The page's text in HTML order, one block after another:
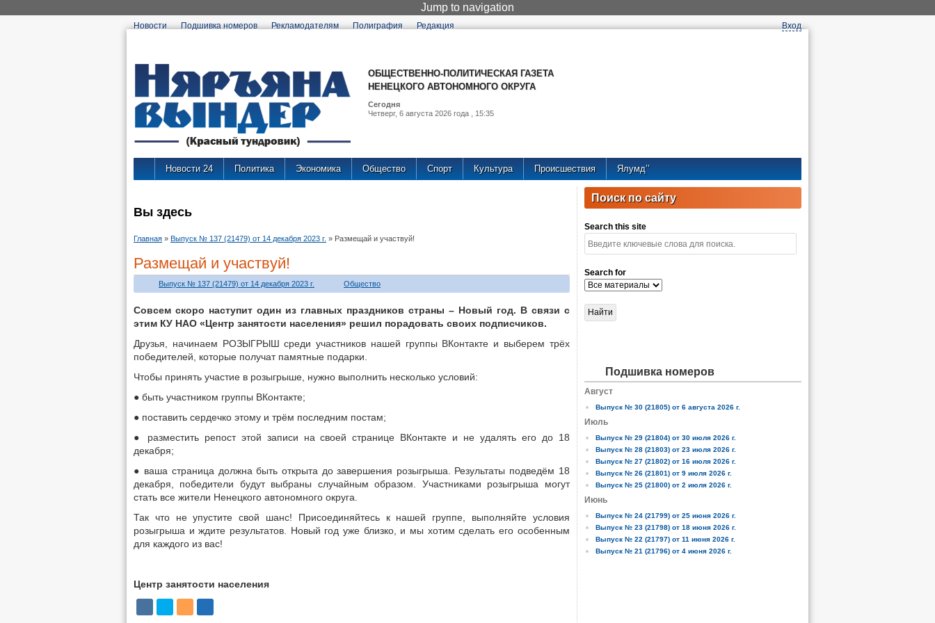
Jump to navigation
Новости Подшивка номеров Рекламодателям Полиграфия Редакция Вход
ОБЩЕСТВЕННО-ПОЛИТИЧЕСКАЯ ГАЗЕТА
НЕНЕЦКОГО АВТОНОМНОГО ОКРУГА
Сегодня
Четверг, 6 августа 2026 года , 15:35
Новости 24 Политика Экономика Общество Спорт Культура Происшествия Ялумд’’
Вы здесь
Главная » Выпуск № 137 (21479) от 14 декабря 2023 г. » Размещай и участвуй!
Размещай и участвуй!
Выпуск № 137 (21479) от 14 декабря 2023 г. Общество
Совсем скоро наступит один из главных праздников страны – Новый год. В связи с
этим КУ НАО «Центр занятости населения» решил порадовать своих подписчиков.
Друзья, начинаем РОЗЫГРЫШ среди участников нашей группы ВКонтакте и выберем трёх
победителей, которые получат памятные подарки.
Чтобы принять участие в розыгрыше, нужно выполнить несколько условий:
● быть участником группы ВКонтакте;
● поставить сердечко этому и трём последним постам;
● разместить репост этой записи на своей странице ВКонтакте и не удалять его до 18
декабря;
● ваша страница должна быть открыта до завершения розыгрыша. Результаты подведём 18
декабря, победители будут выбраны случайным образом. Участниками розыгрыша могут
стать все жители Ненецкого автономного округа.
Так что не упустите свой шанс! Присоединяйтесь к нашей группе, выполняйте условия
розыгрыша и ждите результатов. Новый год уже близко, и мы хотим сделать его особенным
для каждого из вас!
Центр занятости населения
Поиск по сайту
Search this site
Search for
Подшивка номеров
Август
Выпуск № 30 (21805) от 6 августа 2026 г.
Июль
Выпуск № 29 (21804) от 30 июля 2026 г.
Выпуск № 28 (21803) от 23 июля 2026 г.
Выпуск № 27 (21802) от 16 июля 2026 г.
Выпуск № 26 (21801) от 9 июля 2026 г.
Выпуск № 25 (21800) от 2 июля 2026 г.
Июнь
Выпуск № 24 (21799) от 25 июня 2026 г.
Выпуск № 23 (21798) от 18 июня 2026 г.
Выпуск № 22 (21797) от 11 июня 2026 г.
Выпуск № 21 (21796) от 4 июня 2026 г.